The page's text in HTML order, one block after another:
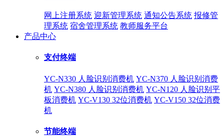
网上注册系统 迎新管理系统 通知公告系统 报修管
理系统 宿舍管理系统 教师服务平台
产品中心
支付终端
YC-N330 人脸识别消费机 YC-N370 人脸识别消费
机 YC-N380 人脸识别消费机 YC-N120 人脸识别平
板消费机 YC-V130 32位消费机 YC-V150 32位消费
机
节能终端